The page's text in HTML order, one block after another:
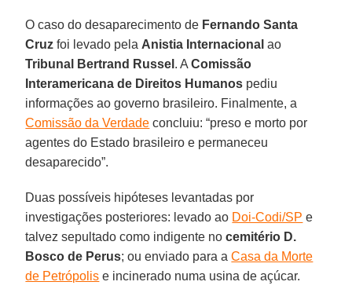
O caso do desaparecimento de Fernando Santa
Cruz foi levado pela Anistia Internacional ao
Tribunal Bertrand Russel . AComissão
Interamericana de Direitos Humanos pediu
informações ao governo brasileiro. Finalmente, a
Comissão da Verdade concluiu: “preso e morto por
agentes do Estado brasileiro e permaneceu
desaparecido”.
Duas possíveis hipóteses levantadas por
investigações posteriores: levado ao Doi-Codi/SP e
talvez sepultado como indigente nocemitério D.
Bosco de Perus; ou enviado para aCasa da Morte
de Petrópolis e incinerado numa usina de açúcar.